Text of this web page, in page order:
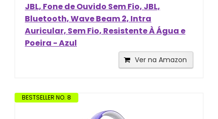
JBL, Fone de Ouvido Sem Fio, JBL,
Bluetooth, Wave Beam 2, Intra
Auricular, Sem Fio, Resistente À Água e
Poeira - Azul
Ver na Amazon
BESTSELLER NO. 8